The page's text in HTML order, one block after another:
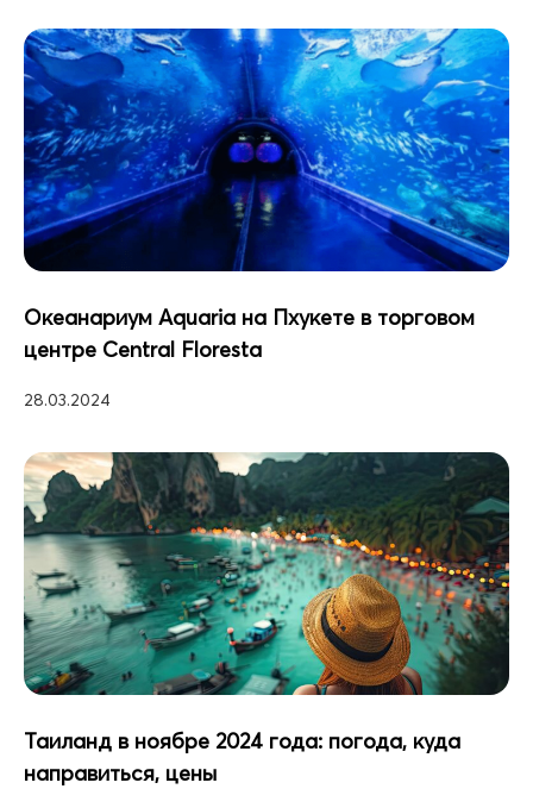
Океанариум Aquaria на Пхукете в торговом
центре Central Floresta
28.03.2024
Таиланд в ноябре 2024 года: погода, куда
направиться, цены